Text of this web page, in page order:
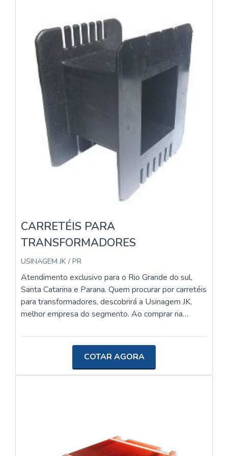
contribuem para a prolongação da vida útil dos
dispositivos, evitando danos causados pelo
superaquecimento.Com a USINAGEM JK, os clientes
têm a garantia de receber dissipadores de calor em
alumínio com excelente custo-benefício. A empresa
trabalha em parceria com os clientes, aprimorando o
desenho dos produtos de acordo com suas
necessidades específicas, o que impacta
diretamente na redução de custos diretos e
indiretos.Se você procura dissipadores de calor em
alumínio de alta qualidade e com preço competitivo,
a USINAGEM JK é a escolha certa. Entre em contato
e solicite um orçamento personalizado.
CARRETÉIS PARA
TRANSFORMADORES
USINAGEM JK / PR
Atendimento exclusivo para o Rio Grande do sul,
Santa Catarina e Parana. Quem procurar por carretéis
para transformadores, descobrirá a Usinagem JK,
melhor empresa do segmento. Ao comprar na
receberá um atendimento de excelência e terá a
qualquer demanda. Quando a temática é carretéis
para transformadores, com a Usinagem JK o cliente
aos clientes uma estrutura com escritório de alta
qualidade onde são realizadas as atividades e
COTAR AGORA